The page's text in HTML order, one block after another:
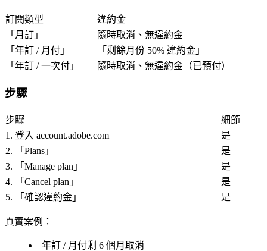
訂閱類型
違約金
「 月訂 」
隨時取消、無違約金
「 年訂 / 月付 」 「 剩餘月份 50% 違約金 」
「 年訂 / 一次付 」 隨時取消、無違約金（已預付）
步驟
步驟
細節
1. 登入 account.adobe.com
是
2. 「 Plans 」
是
3. 「 Manage plan 」
是
4. 「 Cancel plan 」
是
5. 「 確認違約金 」 是
真實案例 ：
年訂 / 月付剩 6 個月取消